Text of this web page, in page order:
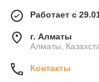
Работает с
г. Алматы
Алматы,
Контакты